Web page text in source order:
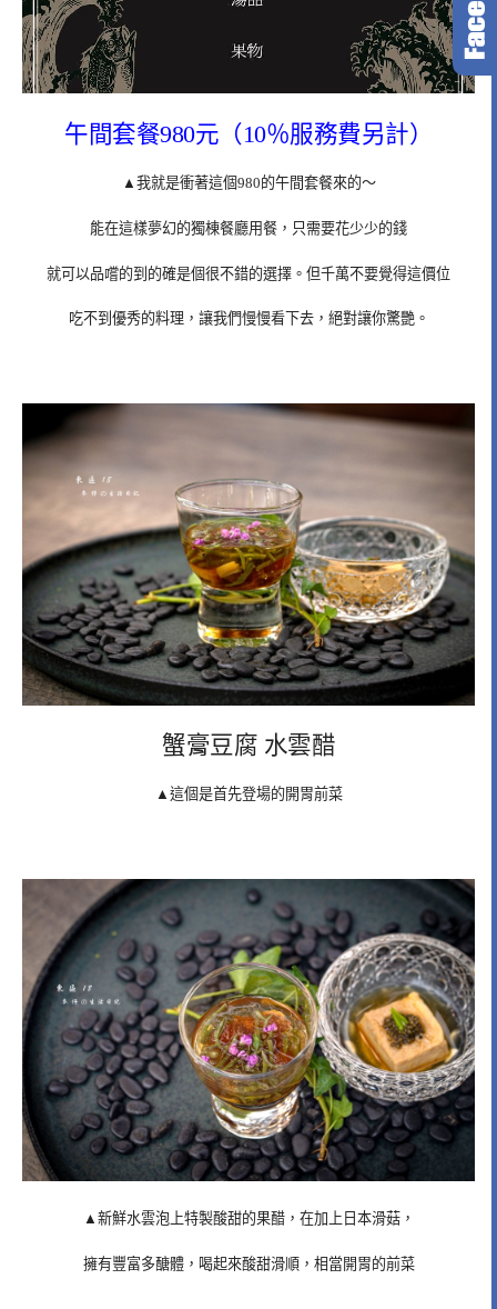
午間套餐980元（10％服務費另計）
▲我就是衝著這個980的午間套餐來的～
能在這樣夢幻的獨棟餐廳用餐，只需要花少少的錢
就可以品嚐的到的確是個很不錯的選擇。但千萬不要覺得這價位
吃不到優秀的料理，讓我們慢慢看下去，絕對讓你驚艷。
蟹膏豆腐 水雲醋
▲這個是首先登場的開胃前菜
▲新鮮水雲泡上特製酸甜的果醋，在加上日本滑菇，
擁有豐富多醣體，喝起來酸甜滑順，相當開胃的前菜